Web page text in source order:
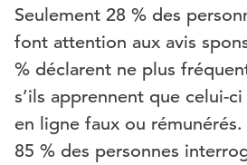
Seulement 28 % des
font attention aux avis
% déclarent ne plus
s’ils apprennent que celui-
en ligne faux ou rémunérés.
85 % des personnes